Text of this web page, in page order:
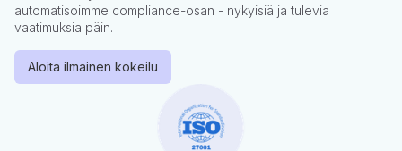
automatisoimme compliance-osan - nykyisiä ja tulevia
vaatimuksia päin.
Aloita ilmainen kokeilu